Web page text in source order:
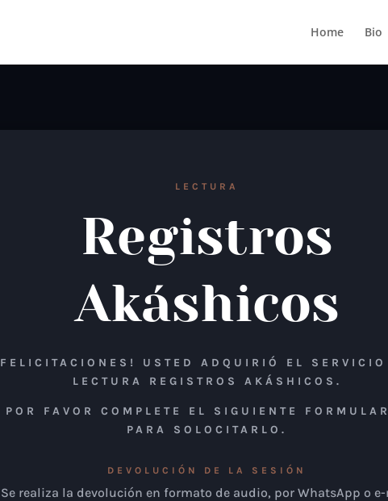
Home Bio
LECTURA
Registros
Akáshicos
FELICITACIONES! USTED ADQUIRIÓ EL SERVICIO
LECTURA REGISTROS AKÁSHICOS.
POR FAVOR COMPLETE EL SIGUIENTE
PARA SOLOCITARLO.
DEVOLUCIÓN DE LA SESIÓN
Se realiza la devolución en formato de audio, por WhatsApp o